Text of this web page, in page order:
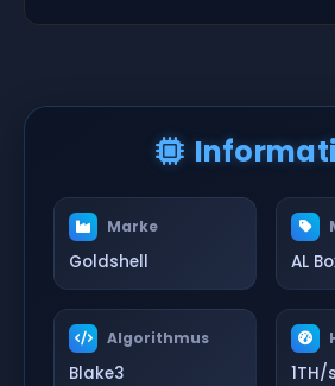
Marke
Goldshell AL
Algorithmus
Blake3 1TH/s